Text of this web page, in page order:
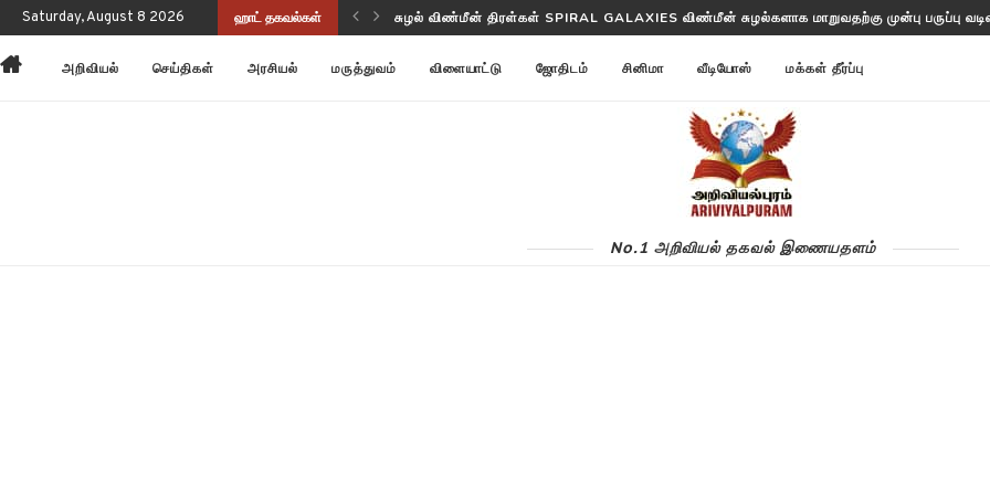
Saturday, August 8 2026 ஹாட் தகவல்கள்
செயல்திறனையும் மேம்படுத்துகிறது! சுழல் விண்மீன் திரள்கள் SPIRAL GALAXIES விண்மீன் சுழல்களாக மாறுவதற்கு முன்பு பருப்பு
அறிவியல் செய்திகள் அரசியல் மருத்துவம் விளையாட்டு ஜோதிடம் சினிமா வீடியோஸ் மக்கள் தீர்ப்பு
No.1 அறிவியல் தகவல் இணையதளம்